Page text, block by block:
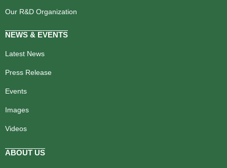
Our R&D Organization
NEWS & EVENTS
Latest News
Press Release
Events
Images
Videos
ABOUT US